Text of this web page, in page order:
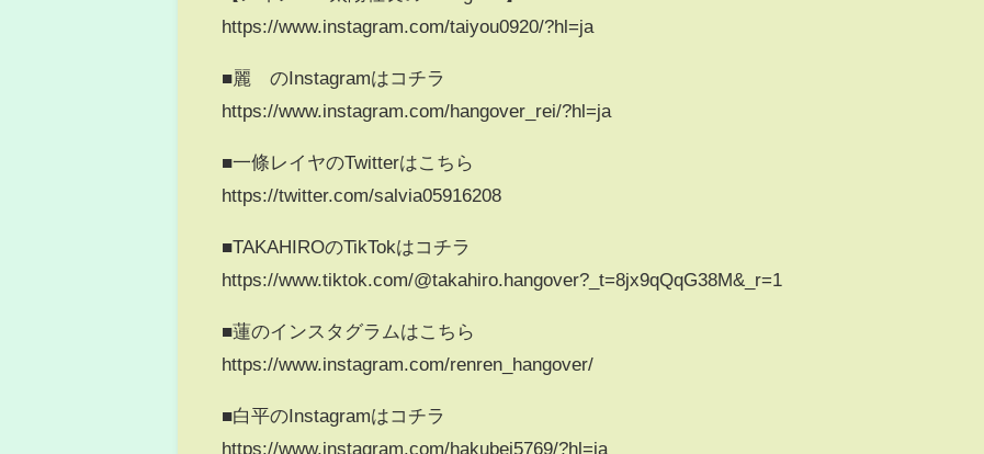
https://www.instagram.com/taiyou0920/?hl=ja
■麗 のInstagramはコチラ
https://www.instagram.com/hangover_rei/?hl=ja
■一條レイヤのTwitterはこちら
https://twitter.com/salvia05916208
■TAKAHIROのTikTokはコチラ
https://www.tiktok.com/@takahiro.hangover?_t=8jx9qQqG38M&_r=1
■蓮のインスタグラムはこちら
https://www.instagram.com/renren_hangover/
■白平のInstagramはコチラ
https://www.instagram.com/hakubei5769/?hl=ja